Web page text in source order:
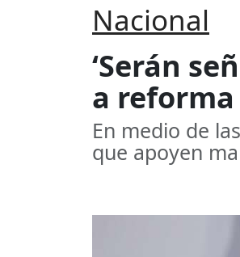
Nacional
‘Serán
a
En medio de
que apoyen